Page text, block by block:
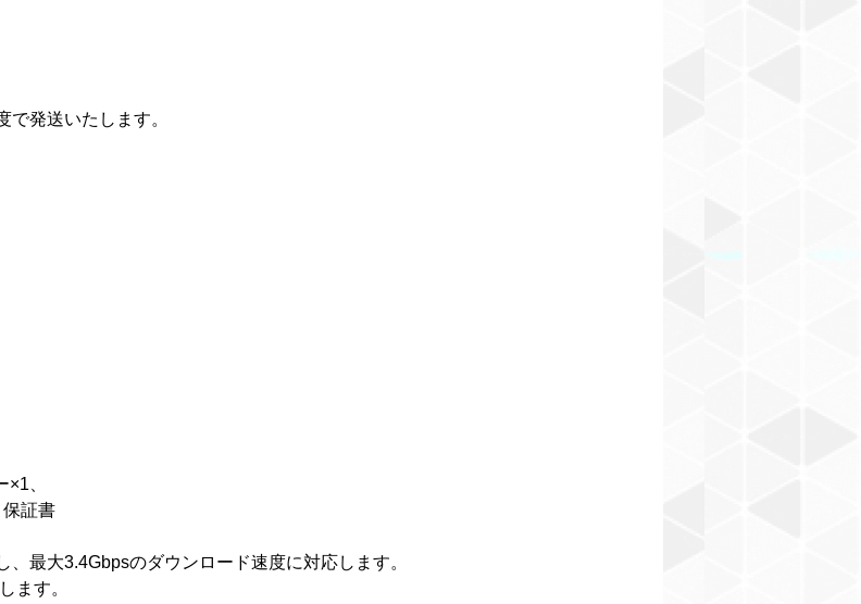
発送いたします。
、
証書
最大3.4Gbpsのダウンロード速度に対応します。
ます。